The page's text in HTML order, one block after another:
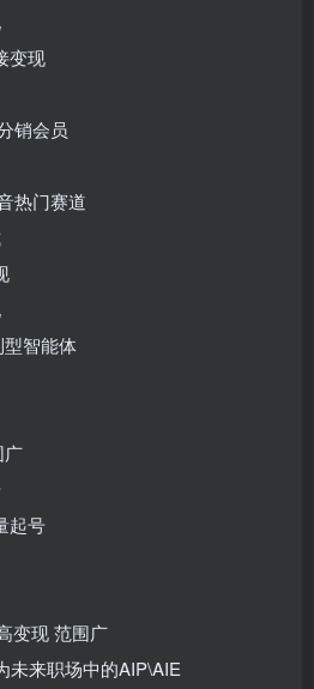
变现
销会员
热门赛道
智能体
广
起号
变现 范围广
未来职场中的AIP\AIE